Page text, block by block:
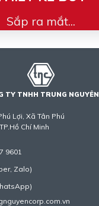
Sắp ra mắt...
TY TNHH TRUNG NGUYÊN
Lợi, Xã Tân Phú
Chí Minh
9601
Zalo)